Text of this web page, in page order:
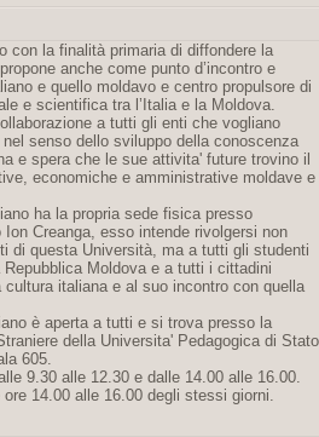
con la finalità primaria di diffondere la
anche come punto d’incontro e
e quello moldavo e centro propulsore di
e scientifica tra l’Italia e la Moldova.
a tutti gli enti che vogliano
senso dello sviluppo della conoscenza
e spera che le sue attivita' future trovino il
economiche e amministrative moldave e
ha la propria sede fisica presso
Ion Creanga, esso intende rivolgersi non
di questa Università, ma a tutti gli studenti
Moldova e a tutti i cittadini
italiana e al suo incontro con quella
è aperta a tutti e si trova presso la
della Universita' Pedagogica di Stato
605.
9.30 alle 12.30 e dalle 14.00 alle 16.00.
14.00 alle 16.00 degli stessi giorni.